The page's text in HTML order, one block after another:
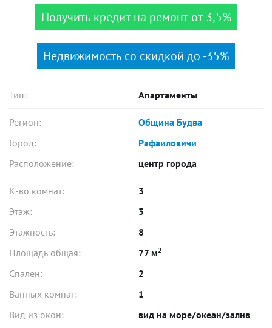
Получить кредит на ремонт от 3,5%
Недвижимость со скидкой до -35%
Тип: Апартаменты
Регион:
Община Будва
Город:
Рафаиловичи
Расположение:
центр города
К-во комнат:
3
Этаж:
3
Этажность:
8
Площадь общая:
77 м2
Спален:
2
Ванных комнат:
1
Вид из окон:
вид на море/океан/залив